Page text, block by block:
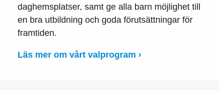
daghemsplatser, samt ge alla barn möjlighet till
en bra utbildning och goda förutsättningar för
framtiden.
Läs mer om vårt valprogram ›